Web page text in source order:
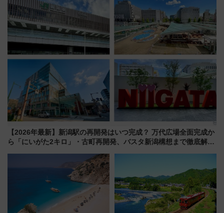
情報まとめ 場に何を求める？
【2026年最新】新潟駅の再開発はいつ完成？ 万代広場全面完成か
ら「にいがた2キロ」・古町再開発、バスタ新潟構想まで徹底解